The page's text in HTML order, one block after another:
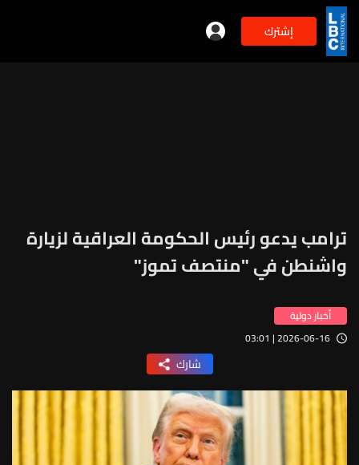
إشترك
ترامب يدعو رئيس الحكومة العراقية لزيارة
واشنطن في "منتصف تموز"
أخبار دولية
2026-06-16 | 03:01
شارك